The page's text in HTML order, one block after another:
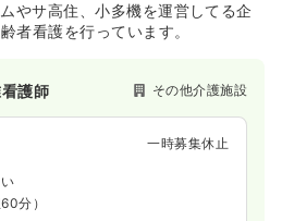
やサ高住、小多機を運営してる企
者看護を行っています。
護師 その他介護施設
一時募集休止
分）